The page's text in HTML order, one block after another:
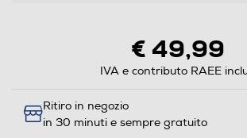
€ 49,99
IVA e contributo RAEE
Ritiro in negozio
in 30 minuti e sempre gratuito